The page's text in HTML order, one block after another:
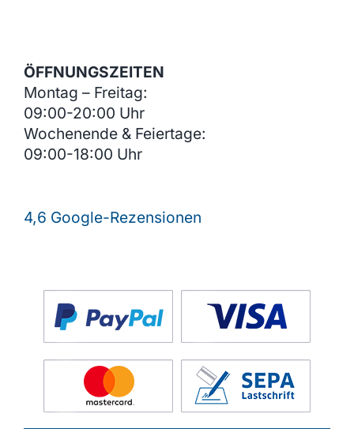
ÖFFNUNGSZEITEN
Montag – Freitag:
09:00-20:00 Uhr
Wochenende & Feiertage:
09:00-18:00 Uhr
4,6 Google-Rezensionen